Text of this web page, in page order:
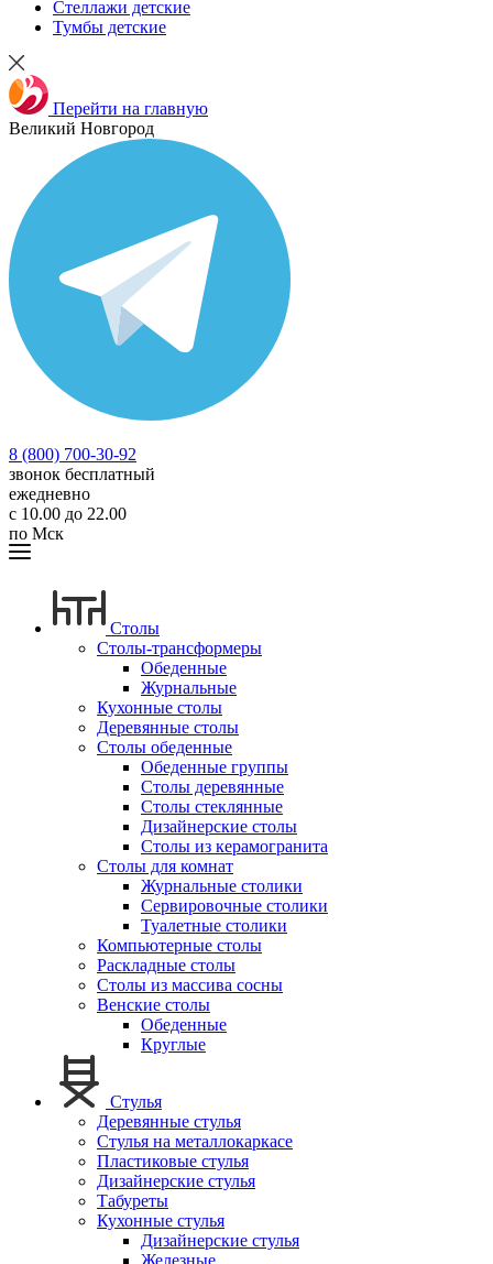
Стеллажи детские
Тумбы детские
Перейти на главную
Великий Новгород
8 (800) 700-30-92
звонок бесплатный
ежедневно
с 10.00 до 22.00
по Мск
Столы
Столы-трансформеры
Обеденные
Журнальные
Кухонные столы
Деревянные столы
Столы обеденные
Обеденные группы
Столы деревянные
Столы стеклянные
Дизайнерские столы
Столы из керамогранита
Столы для комнат
Журнальные столики
Сервировочные столики
Туалетные столики
Компьютерные столы
Раскладные столы
Столы из массива сосны
Венские столы
Обеденные
Круглые
Стулья
Деревянные стулья
Стулья на металлокаркасе
Пластиковые стулья
Дизайнерские стулья
Табуреты
Кухонные стулья
Дизайнерские стулья
Железные